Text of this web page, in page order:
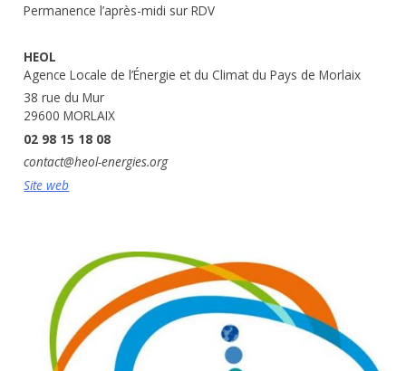
Permanence l’après-midi sur RDV
HEOL
Agence Locale de l’Énergie et du Climat du Pays de Morlaix
38 rue du Mur
29600 MORLAIX
02 98 15 18 08
contact@heol-energies.org
Site web